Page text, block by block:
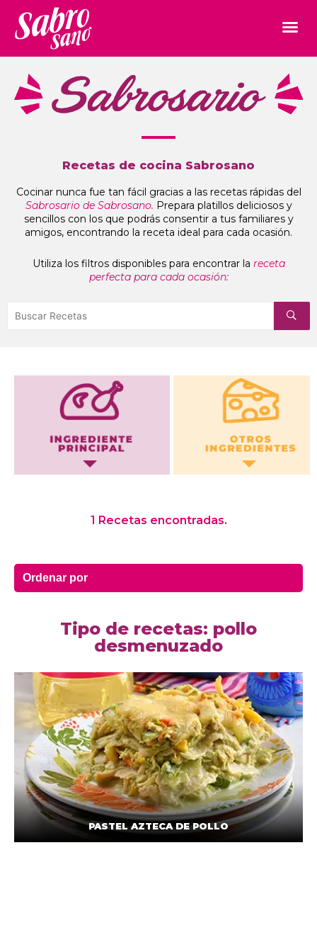
Recetas de cocina Sabrosano
Cocinar nunca fue tan fácil gracias a las recetas rápidas del
Sabrosario de Sabrosano. Prepara platillos deliciosos y
sencillos con los que podrás consentir a tus familiares y
amigos, encontrando la receta ideal para cada ocasión.
Utiliza los filtros disponibles para encontrar la receta
perfecta para cada ocasión:
Otros Ingredientes
1 Recetas encontradas.
Tipo de recetas: pollo
desmenuzado
PASTEL AZTECA DE POLLO